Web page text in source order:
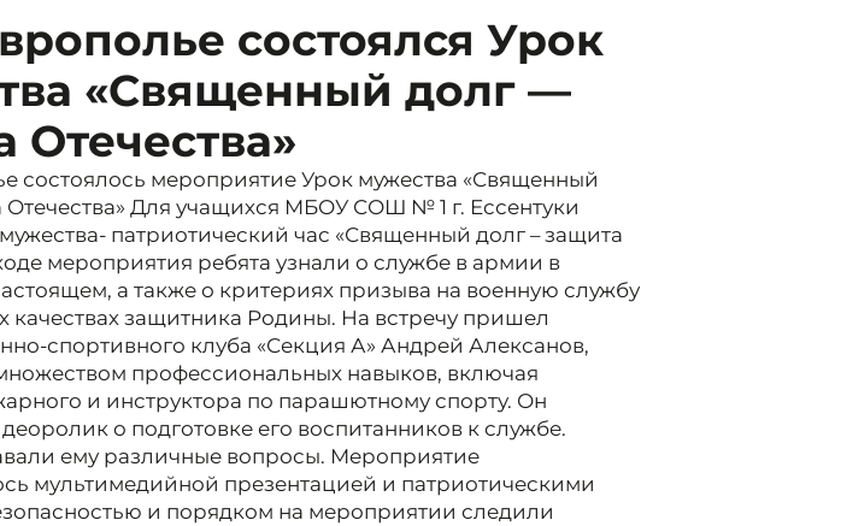
состоялся Урок
«Священный долг —
Отечества»
состоялось мероприятие Урок мужества «Священный
Для учащихся МБОУ СОШ № 1 г. Ессентуки
патриотический час «Священный долг – защита
мероприятия ребята узнали о службе в армии в
а также о критериях призыва на военную службу
качествах защитника Родины. На встречу пришел
спортивного клуба «Секция А» Андрей Алексанов,
профессиональных навыков, включая
и инструктора по парашютному спорту. Он
о подготовке его воспитанников к службе.
ему различные вопросы. Мероприятие
мультимедийной презентацией и патриотическими
и порядком на мероприятии следили